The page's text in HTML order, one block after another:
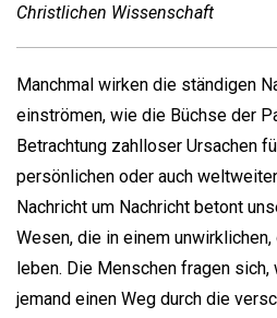
Christlichen Wissenschaft
Manchmal wirken die ständigen
einströmen, wie die Büchse der
Betrachtung zahlloser Ursachen
persönlichen oder auch
Nachricht um Nachricht betont
Wesen, die in einem
leben. Die Menschen fragen sich,
jemand einen Weg durch die